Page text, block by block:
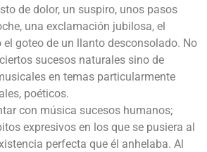
de dolor, un suspiro, unos pasos
una exclamación jubilosa, el
goteo de un llanto desconsolado. No
sucesos naturales sino de
en temas particularmente
poéticos.
con música sucesos humanos;
expresivos en los que se pusiera al
perfecta que él anhelaba. Al